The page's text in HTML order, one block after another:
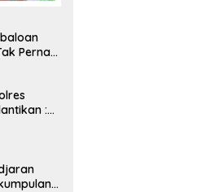
Pernah
: